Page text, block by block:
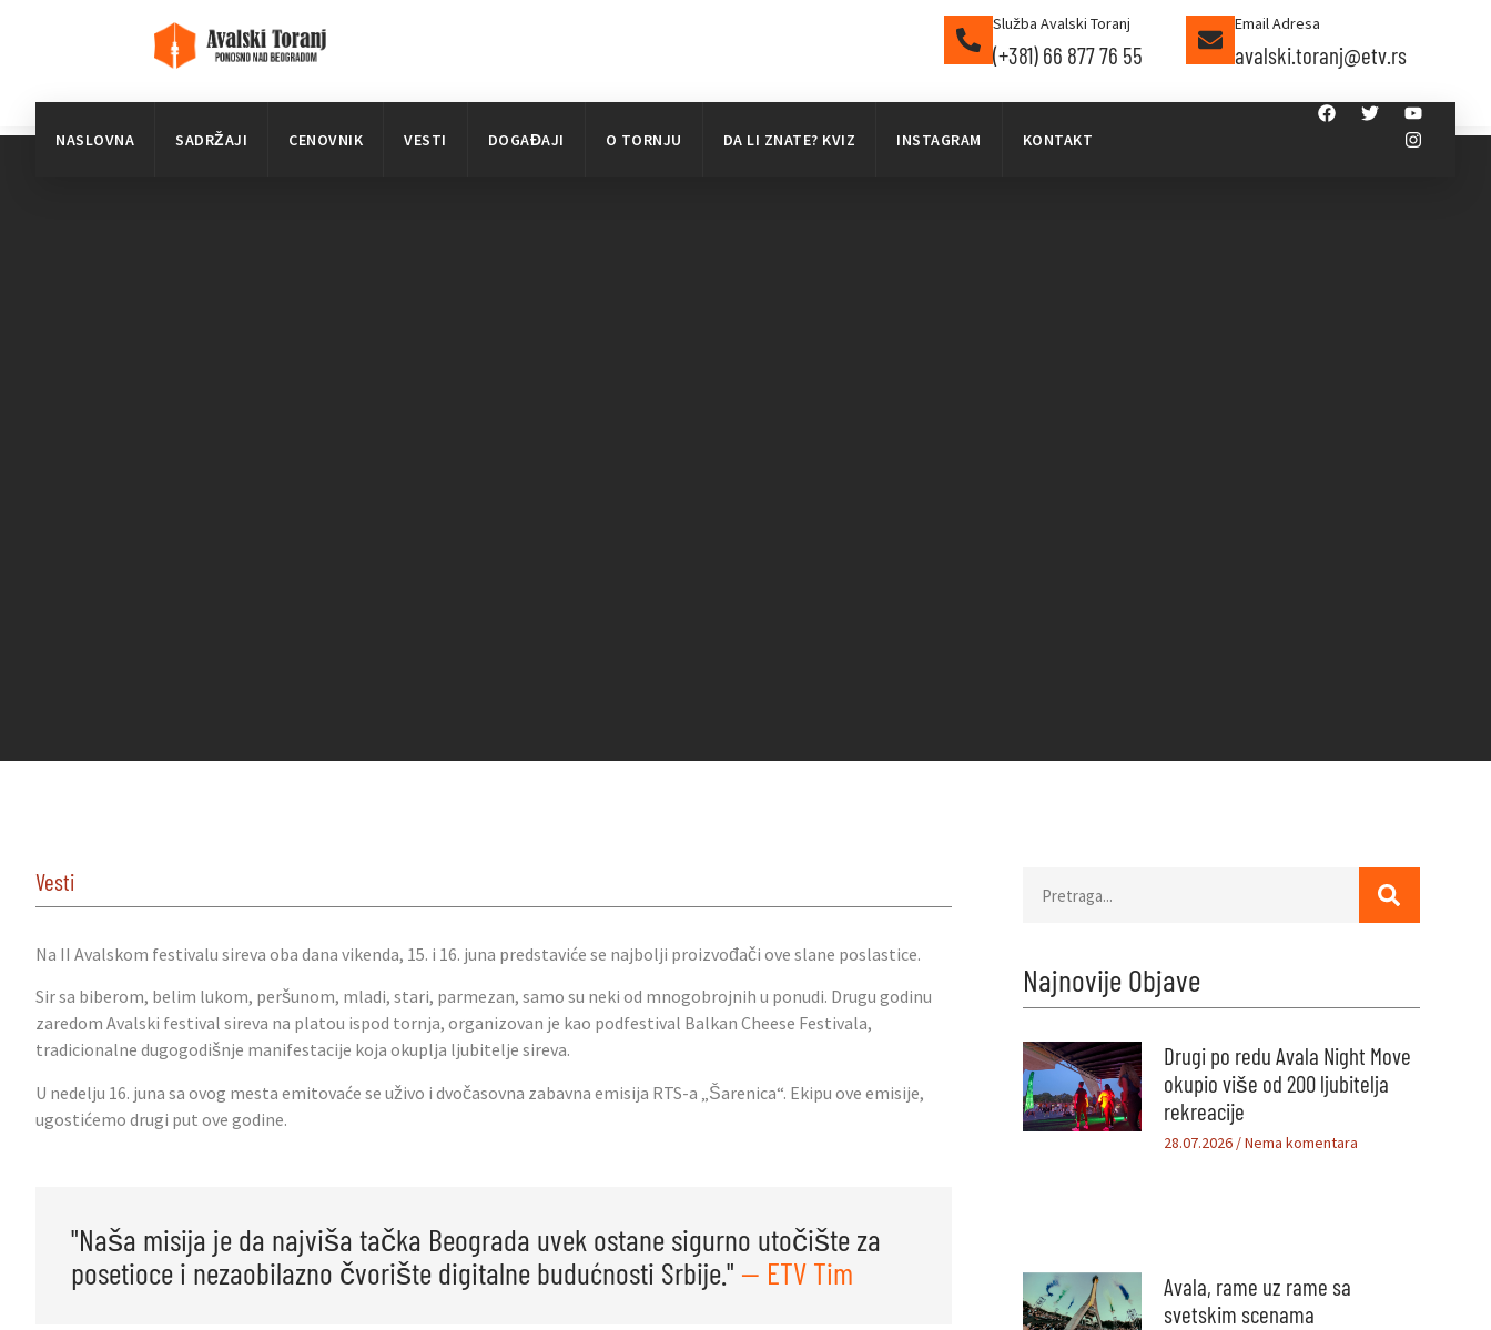
Služba Avalski Toranj
(+381) 66 877 76 55
Email Adresa
avalski.toranj@etv.rs
NASLOVNA SADRŽAJI CENOVNIK VESTI DOGAĐAJI O TORNJU DA LI ZNATE? KVIZ INSTAGRAM KONTAKT
Vesti
Na II Avalskom festivalu sireva oba dana vikenda, 15. i 16. juna predstaviće se najbolji proizvođači ove slane poslastice.
Sir sa biberom, belim lukom, peršunom, mladi, stari, parmezan, samo su neki od mnogobrojnih u ponudi. Drugu godinu
zaredom Avalski festival sireva na platou ispod tornja, organizovan je kao podfestival Balkan Cheese Festivala,
tradicionalne dugogodišnje manifestacije koja okuplja ljubitelje sireva.
U nedelju 16. juna sa ovog mesta emitovaće se uživo i dvočasovna zabavna emisija RTS-a „Šarenica“. Ekipu ove emisije,
ugostićemo drugi put ove godine.
"Naša misija je da najviša tačka Beograda uvek ostane sigurno utočište za
posetioce i nezaobilazno čvorište digitalne budućnosti Srbije." — ETV Tim
Najnovije Objave
Drugi po redu Avala Night Move
okupio više od 200 ljubitelja
rekreacije
28.07.2026 Nema komentara
Avala, rame uz rame sa
svetskim scenama